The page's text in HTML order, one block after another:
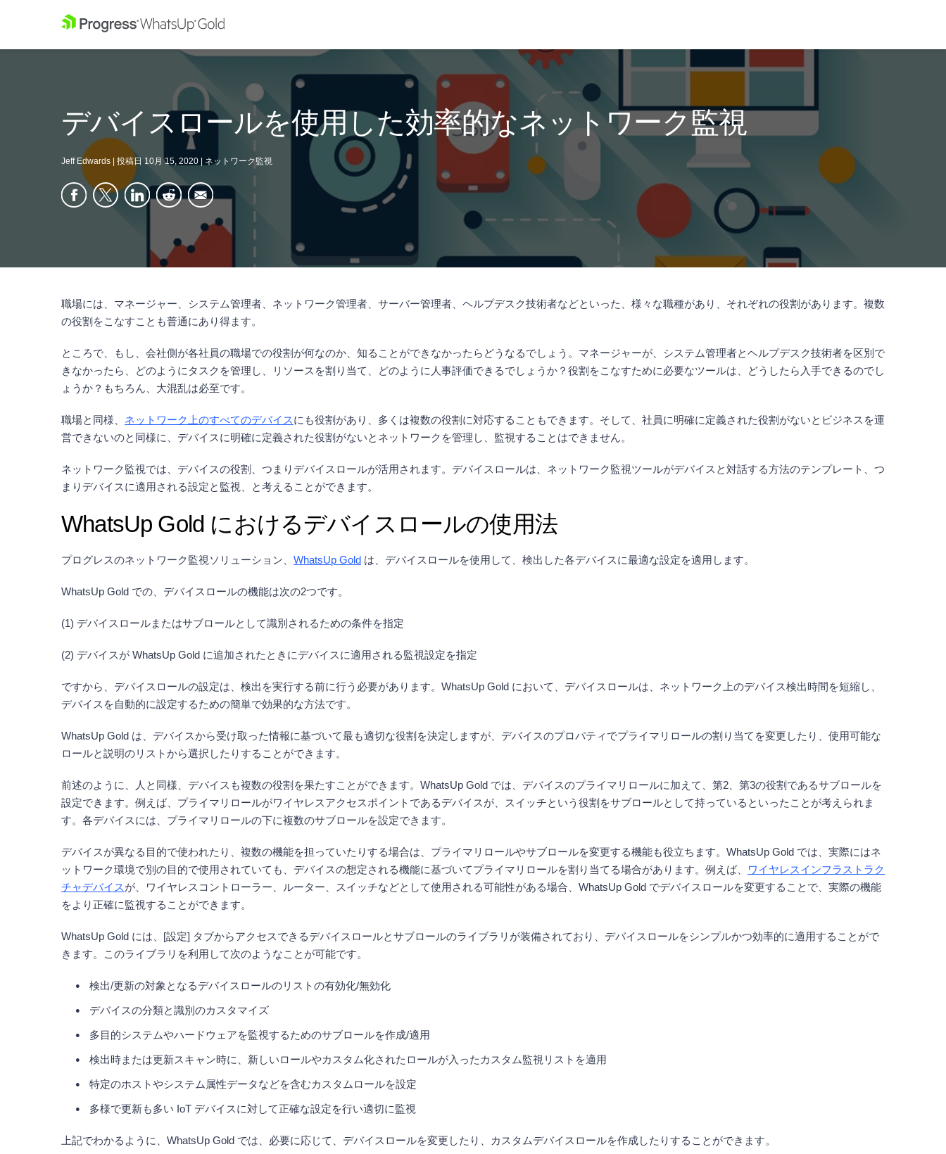
デバイスロールを使用した効率的なネットワーク監視
Jeff Edwards 投稿日 10月 15, 2020 ネットワーク監視
職場には、マネージャー、システム管理者、ネットワーク管理者、サーバー管理者、ヘルプデスク技術者などといった、様々な職種があり、それぞれの役割があります。複数
の役割をこなすことも普通にあり得ます。
ところで、もし、会社側が各社員の職場での役割が何なのか、知ることができなかったらどうなるでしょう。マネージャーが、システム管理者とヘルプデスク技術者を区別で
きなかったら、どのようにタスクを管理し、リソースを割り当て、どのように人事評価できるでしょうか？役割をこなすために必要なツールは、どうしたら入手できるのでし
ょうか？もちろん、大混乱は必至です。
職場と同様、 ネットワーク上のすべてのデバイスにも役割があり、多くは複数の役割に対応することもできます。そして、社員に明確に定義された役割がないとビジネスを運
営できないのと同様に、デバイスに明確に定義された役割がないとネットワークを管理し、監視することはできません。
ネットワーク監視では、デバイスの役割、つまりデバイスロールが活用されます。デバイスロールは、ネットワーク監視ツールがデバイスと対話する方法のテンプレート、つ
まりデバイスに適用される設定と監視、と考えることができます。
WhatsUp Gold におけるデバイスロールの使用法
プログレスのネットワーク監視ソリューション、 WhatsUp Gold は、デバイスロールを使用して、検出した各デバイスに最適な設定を適用します。
WhatsUp Gold での、デバイスロールの機能は次の2つです。
(1) デバイスロールまたはサブロールとして識別されるための条件を指定
(2) デバイスが WhatsUp Gold に追加されたときにデバイスに適用される監視設定を指定
ですから、デバイスロールの設定は、検出を実行する前に行う必要があります。WhatsUp Gold において、デバイスロールは、ネットワーク上のデバイス検出時間を短縮し、
デバイスを自動的に設定するための簡単で効果的な方法です。
WhatsUp Gold は、デバイスから受け取った情報に基づいて最も適切な役割を決定しますが、デバイスのプロパティでプライマリロールの割り当てを変更したり、使用可能な
ロールと説明のリストから選択したりすることができます。
前述のように、人と同様、デバイスも複数の役割を果たすことができます。WhatsUp Gold では、デバイスのプライマリロールに加えて、第2、第3の役割であるサブロールを
設定できます。例えば、プライマリロールがワイヤレスアクセスポイントであるデバイスが、スイッチという役割をサブロールとして持っているといったことが考えられま
す。各デバイスには、プライマリロールの下に複数のサブロールを設定できます。
デバイスが異なる目的で使われたり、複数の機能を担っていたりする場合は、プライマリロールやサブロールを変更する機能も役立ちます。WhatsUp Gold では、実際にはネ
ットワーク環境で別の目的で使用されていても、デバイスの想定される機能に基づいてプライマリロールを割り当てる場合があります。例えば、
ワイヤレスインフラストラク
チャデバイスが、ワイヤレスコントローラー、ルーター、スイッチなどとして使用される可能性がある場合、WhatsUp Gold でデバイスロールを変更することで、実際の機能
をより正確に監視することができます。
WhatsUp Gold には、[設定] タブからアクセスできるデバイスロールとサブロールのライブラリが装備されており、デバイスロールをシンプルかつ効率的に適用することがで
きます。このライブラリを利用して次のようなことが可能です。
検出/更新の対象となるデバイスロールのリストの有効化/無効化
デバイスの分類と識別のカスタマイズ
多目的システムやハードウェアを監視するためのサブロールを作成/適用
検出時または更新スキャン時に、新しいロールやカスタム化されたロールが入ったカスタム監視リストを適用
特定のホストやシステム属性データなどを含むカスタムロールを設定
多様で更新も多い IoT デバイスに対して正確な設定を行い適切に監視
上記でわかるように、WhatsUp Gold では、必要に応じて、デバイスロールを変更したり、カスタムデバイスロールを作成したりすることができます。